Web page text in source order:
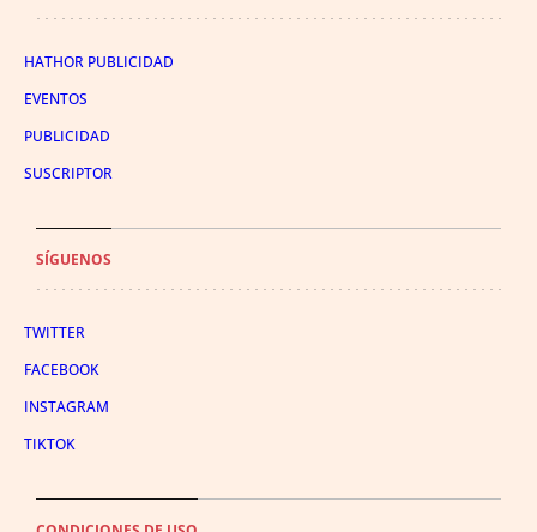
HATHOR PUBLICIDAD
EVENTOS
PUBLICIDAD
SUSCRIPTOR
SÍGUENOS
TWITTER
FACEBOOK
INSTAGRAM
TIKTOK